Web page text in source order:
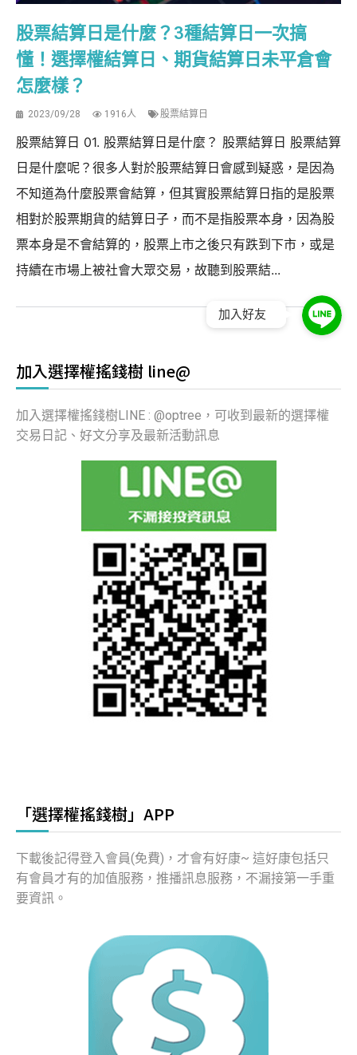
股票結算日是什麼？3種結算日一次搞
懂！選擇權結算日、期貨結算日未平倉會
怎麼樣？
2023/09/28 1916人 股票結算日
股票結算日 01. 股票結算日是什麼？ 股票結算日 股票結算
日是什麼呢？很多人對於股票結算日會感到疑惑，是因為
不知道為什麼股票會結算，但其實股票結算日指的是股票
相對於股票期貨的結算日子，而不是指股票本身，因為股
票本身是不會結算的，股票上市之後只有跌到下市，或是
持續在市場上被社會大眾交易，故聽到股票結...
加入選擇權搖錢樹 line@
加入選擇權搖錢樹LINE : @optree，可收到最新的選擇權
交易日記、好文分享及最新活動訊息
「選擇權搖錢樹」APP
下載後記得登入會員(免費)，才會有好康~ 這好康包括只
有會員才有的加值服務，推播訊息服務，不漏接第一手重
要資訊。
加入好友